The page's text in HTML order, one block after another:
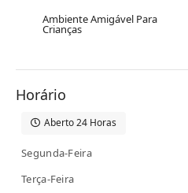
Ambiente Amigável Para
Crianças
Horário
Aberto 24 Horas
Segunda-Feira
Terça-Feira